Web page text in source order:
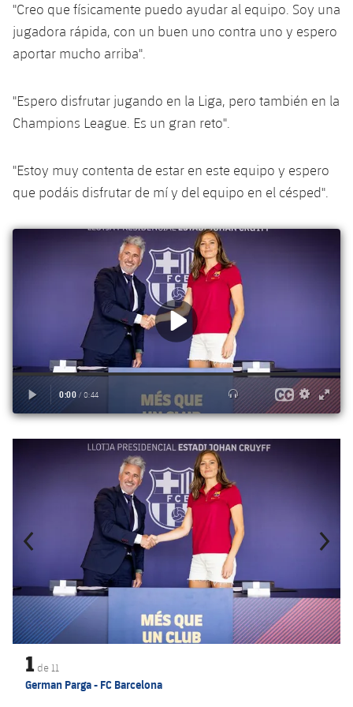
Jugadores
Calendario
Resultados
Clasificaciones
Fotos
Noticias
Voleibol masculino
Voleibol femenino
Apúntate a las amateurs
plusicon
más
Apúntate a las amateurs
Carnet de las Secciones Amateurs
League of Legends
VALORANT Game Changers
eFootball
"Creo que físicamente puedo ayudar al equipo. Soy una
jugadora rápida, con un buen uno contra uno y espero
aportar mucho arriba".
"Espero disfrutar jugando en la Liga, pero también en la
Champions League. Es un gran reto".
"Estoy muy contenta de estar en este equipo y espero
que podáis disfrutar de mí y del equipo en el césped".
label.aria.chevronleft
1 de 11
German Parga - FC Barcelona